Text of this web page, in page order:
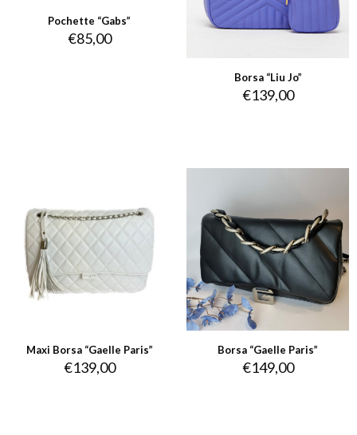
Pochette “Gabs”
€85,00
Borsa “Liu Jo”
€139,00
Maxi Borsa “Gaelle Paris”
€139,00
Borsa “Gaelle Paris”
€149,00